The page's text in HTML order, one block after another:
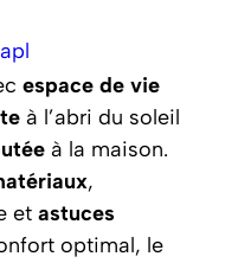
espace de vie
à l’abri du soleil
à la maison.
,
et astuces
optimal, le